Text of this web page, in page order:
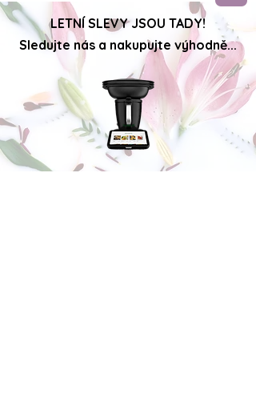
LETNÍ SLEVY JSOU TADY!
Sledujte nás a nakupujte výhodně...